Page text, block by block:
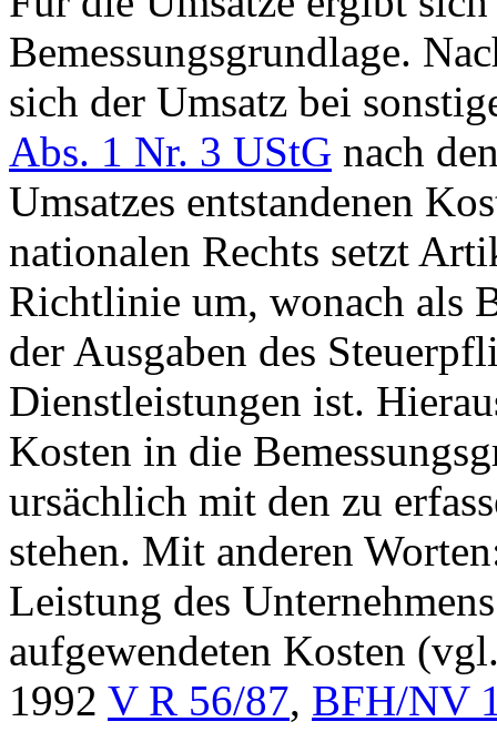
Bemessungsgrundlage.
sich der Umsatz bei
Abs. 1 Nr. 3 UStG nach
Umsatzes entstandenen
nationalen Rechts setzt
Richtlinie um, wonach als
der Ausgaben des
Dienstleistungen ist.
Kosten in die
ursächlich mit den zu
stehen. Mit anderen
Leistung des
aufgewendeten Kosten
1992 V R 56/87, BFH/NV